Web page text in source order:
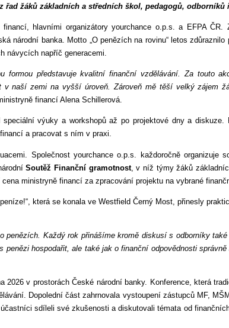
řad žáků základních a středních škol, pedagogů, odborníků
financí, hlavními organizátory yourchance o.p.s. a EFPA ČR.
národní banka. Motto „O penězích na rovinu“ letos zdůraznilo
návycích napříč generacemi.
formou představuje kvalitní finanční vzdělávání. Za touto
naší zemi na vyšší úroveň. Zároveň mě těší velký zájem
financí Alena Schillerová.
výuky a workshopů až po projektové dny a diskuze.
a pracovat s ním v praxi.
Společnost yourchance o.p.s. každoročně organizuje
Soutěž Finanční gramotnost, v níž týmy žáků
ministryně financí za zpracování projektu na vybrané
která se konala ve Westfield Černý Most, přinesly
penězích. Každý rok přinášíme kromě diskusí s odborníky
hospodařit, ale také jak o finanční odpovědnosti správně
v prostorách České národní banky. Konference, která
Dopolední část zahrnovala vystoupení zástupců MF,
účastníci sdíleli své zkušenosti a diskutovali témata od